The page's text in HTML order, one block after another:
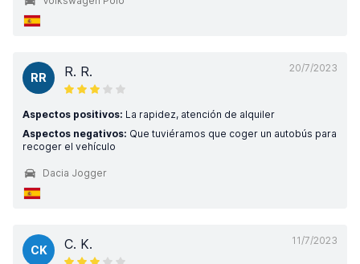
20/7/2023
RR R. R.
Aspectos positivos: La rapidez, atención de alquiler
Aspectos negativos: Que tuviéramos que coger un autobús para
recoger el vehículo
Dacia Jogger
11/7/2023
CK C. K.